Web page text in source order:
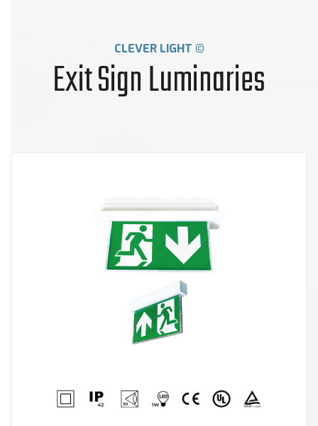
CLEVER LIGHT ©
Exit Sign Luminaries